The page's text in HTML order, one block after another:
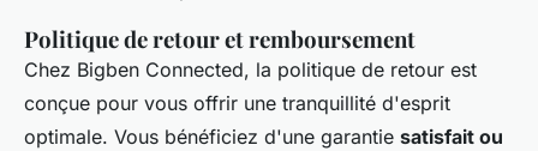
Politique de retour et remboursement
Chez Bigben Connected, la politique de retour est
conçue pour vous offrir une tranquillité d'esprit
optimale. Vous bénéficiez d'une garantie satisfait ou